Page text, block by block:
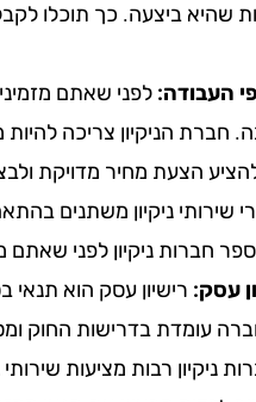
שהיא ביצעה. כך תוכלו
העבודה: לפני שאתם
חברת הניקיון צריכה
הצעת מחיר מדויקת
שירותי ניקיון משתנים
חברות ניקיון לפני
עסק: רישיון עסק הוא תנאי
עומדת בדרישות החוק
ניקיון רבות מציעות